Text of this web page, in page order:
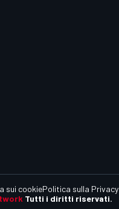
Tutti i diritti riservati.
sui cookiePolitica sulla Privacy